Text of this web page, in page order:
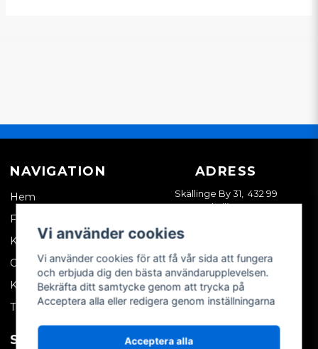
NAVIGATION
Hem
Företagskund
Kontakta oss
Om oss
Köpvillkor
Tips & trix
ADRESS
Skällinge By 31, 432 99
Skällinge
SOCIALA MEDIER MITT KONTO
Vi använder cookies
Vi använder cookies för att få vår sida att fungera
och erbjuda dig den bästa användarupplevelsen.
Bekräfta ditt samtycke genom att trycka på
Acceptera alla eller redigera genom inställningarna
Acceptera alla